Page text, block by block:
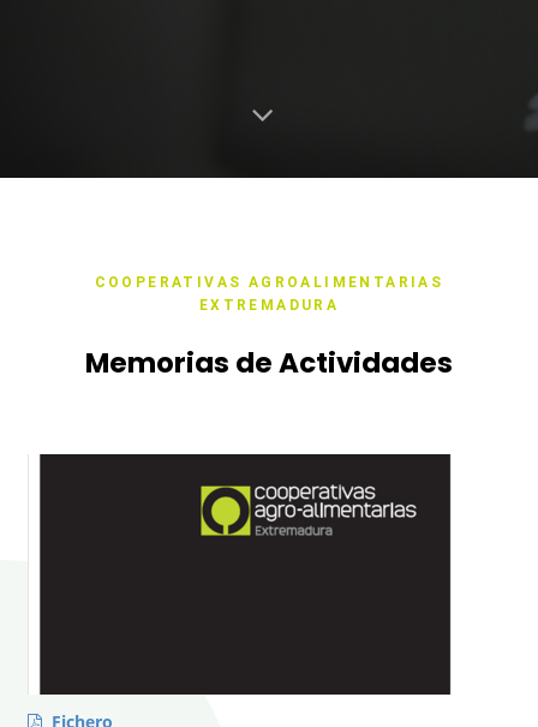
COOPERATIVAS AGROALIMENTARIAS
EXTREMADURA
Memorias de Actividades
Fichero